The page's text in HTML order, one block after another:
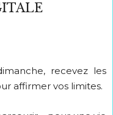
recevez les
affirmer vos limites.